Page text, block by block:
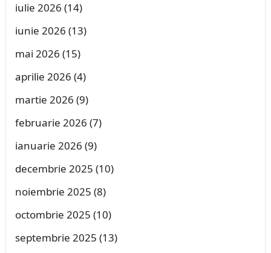
iulie 2026 (14)
iunie 2026 (13)
mai 2026 (15)
aprilie 2026 (4)
martie 2026 (9)
februarie 2026 (7)
ianuarie 2026 (9)
decembrie 2025 (10)
noiembrie 2025 (8)
octombrie 2025 (10)
septembrie 2025 (13)